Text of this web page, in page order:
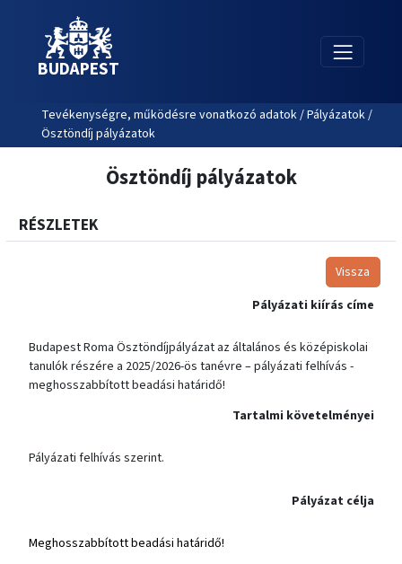
BUDAPEST
Tevékenységre, működésre vonatkozó adatok / Pályázatok /
Ösztöndíj pályázatok
Ösztöndíj pályázatok
RÉSZLETEK
Vissza
Pályázati kiírás címe
Budapest Roma Ösztöndíjpályázat az általános és középiskolai
tanulók részére a 2025/2026-ös tanévre – pályázati felhívás -
meghosszabbított beadási határidő!
Tartalmi követelményei
Pályázati felhívás szerint.
Pályázat célja
Meghosszabbított beadási határidő!